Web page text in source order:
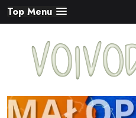
Skip
to
Top Menu